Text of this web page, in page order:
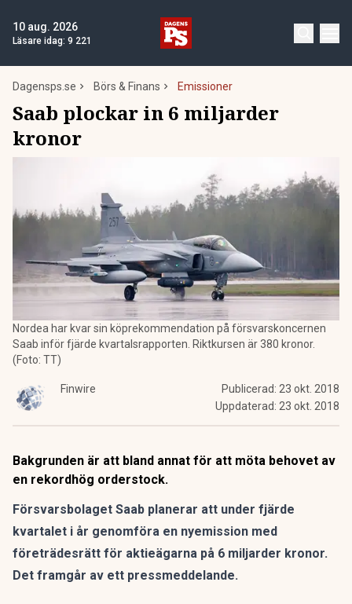
10 aug. 2026
Läsare idag: 9 221
Dagensps.se Börs & Finans Emissioner
Saab plockar in 6 miljarder
kronor
Nordea har kvar sin köprekommendation på försvarskoncernen
Saab inför fjärde kvartalsrapporten. Riktkursen är 380 kronor.
(Foto: TT)
Finwire Publicerad: 23 okt. 2018
Uppdaterad: 23 okt. 2018
Bakgrunden är att bland annat för att möta behovet av
en rekordhög orderstock.
Försvarsbolaget Saab planerar att under fjärde
kvartalet i år genomföra en nyemission med
företrädesrätt för aktieägarna på 6 miljarder kronor.
Det framgår av ett pressmeddelande.